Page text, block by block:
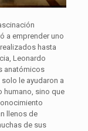
a emprender uno
hasta
Leonardo
anatómicos
le ayudaron a
humano, sino que
llenos de
de sus